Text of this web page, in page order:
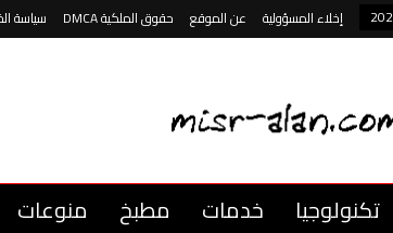
إخلاء المسؤولية عن الموقع حقوق الملكية DMCA سياسة
تكنولوجيا خدمات مطبخ منوعات